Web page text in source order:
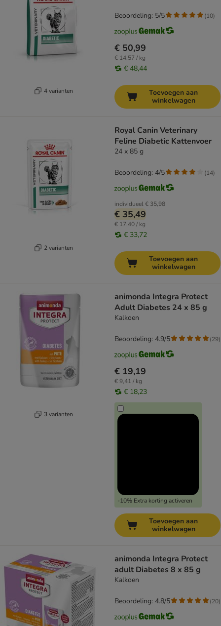
4 varianten
€ 50,99
€ 14,57 / kg
€ 48,44
Beoordeling: 5/5 (10)
Toevoegen aan
winkelwagen
2 varianten
Royal Canin Veterinary
Feline Diabetic Kattenvoer
24 x 85 g
individueel€ 35,98
€ 35,49
€ 17,40 / kg
€ 33,72
Beoordeling: 4/5 (14)
Toevoegen aan
winkelwagen
3 varianten
animonda Integra Protect
Adult Diabetes 24 x 85 g
Kalkoen
€ 19,19
€ 9,41 / kg
€ 18,23
-10% Extra korting activeren
Beoordeling: 4.9/5 (29)
Toevoegen aan
winkelwagen
animonda Integra Protect
adult Diabetes 8 x 85 g
Kalkoen
Beoordeling: 4.8/5 (20)